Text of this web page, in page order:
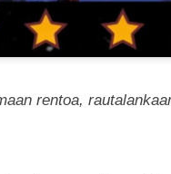
rentoa,